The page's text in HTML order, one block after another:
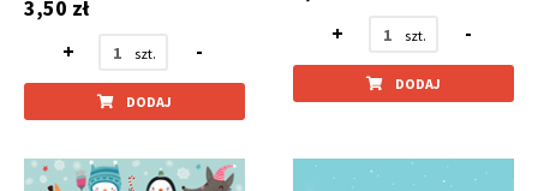
3,50 zł
+
-
DODAJ
+
-
DODAJ